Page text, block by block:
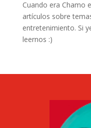
Cuando era Chamo
artículos sobre
entretenimiento. Si
leernos :)